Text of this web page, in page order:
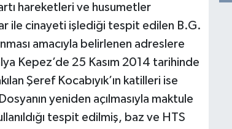
hareketleri ve husumetler
ile cinayeti işlediği tespit edilen B.G.
amacıyla belirlenen adreslere
Kepez’de 25 Kasım 2014 tarihinde
Şeref Kocabıyık’ın katilleri ise
yeniden açılmasıyla maktule
tespit edilmiş, baz ve HTS